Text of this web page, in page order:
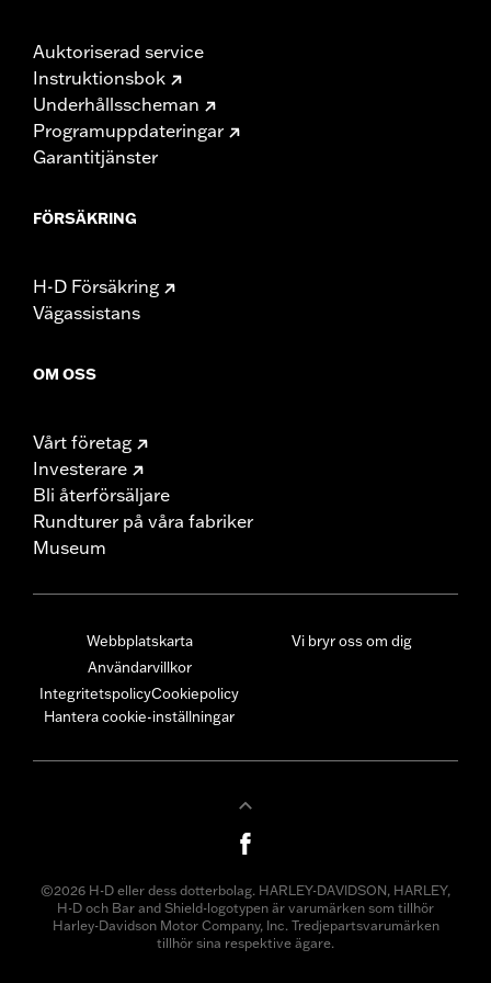
Auktoriserad service
Instruktionsbok
Underhållsscheman
Programuppdateringar
Garantitjänster
FÖRSÄKRING
H-D Försäkring
Vägassistans
OM OSS
Vårt företag
Investerare
Bli återförsäljare
Rundturer på våra fabriker
Museum
Webbplatskarta
Användarvillkor
IntegritetspolicyCookiepolicy
Hantera cookie-inställningar
Vi bryr oss om dig
©2026 H-D eller dess dotterbolag. HARLEY-DAVIDSON, HARLEY,
H-D och Bar and Shield-logotypen är varumärken som tillhör
Harley-Davidson Motor Company, Inc. Tredjepartsvarumärken
tillhör sina respektive ägare.